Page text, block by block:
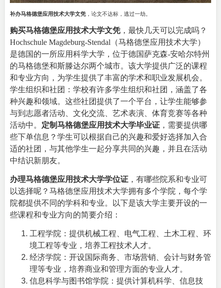
补办马格德堡应用技术大学文凭 ，论文不达标，逃过一劫。
购买马格德堡应用技术大学文凭 ，最快几天可以完成吗？
Hochschule Magdeburg-Stendal（马格德堡应用技术大学）
是德国的一所应用科学大学，位于德国萨克森-安哈尔特州
的马格德堡和斯滕达尔两个城市。该大学提供广泛的课程
和专业方向，为学生提供了丰富的学术和职业发展机会。
学生组织和社团：学校有许多学生组织和社团，涵盖了各
种兴趣和领域。这些社团提供了一个平台，让学生能够参
与到志愿者活动、文化交流、艺术表演、体育竞赛等各种
活动中。 定制马格德堡应用技术大学毕业证 ，需要提供哪
些下单信息？学生可以根据自己的兴趣和爱好选择加入合
适的社团，与其他学生一起分享共同的兴趣，并且在活动
中结识新朋友。
办理马格德堡应用技术大学学位证 ，有哪些院系和专业可
以选择呢？马格德堡应用技术大学拥有多个学院，每个学
院都提供不同的学科和专业。以下是该大学主要开设的一
些课程和专业方向的简要介绍：
工程学院：提供机械工程、电气工程、土木工程、环
境工程等专业，培养工程技术人才。
经济学院：开设国际商务、市场营销、会计与财务管
理等专业，培养商业和管理方面的专业人才。
信息科学与图书馆学院：提供计算机科学、信息技